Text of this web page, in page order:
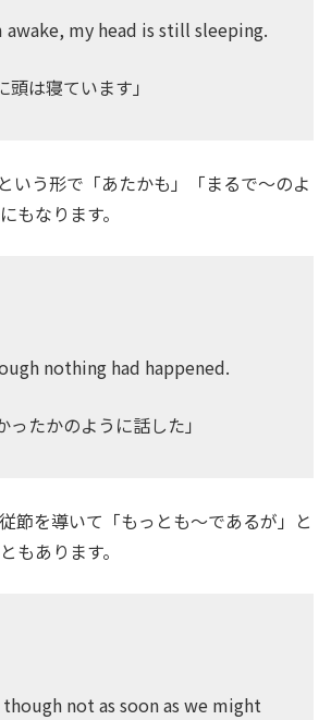
awake, my head is still sleeping.
頭は寝ています」
いう形で「あたかも」「まるで〜のよ
もなります。
nothing had happened.
ったかのように話した」
節を導いて「もっとも〜であるが」と
もあります。
not as soon as we might